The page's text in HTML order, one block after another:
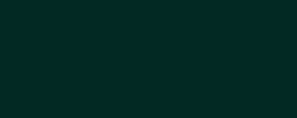
talent.
exagéré en tant que prénom, car il porte une forte